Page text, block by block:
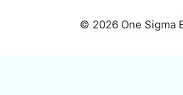
© 2026 One Sigma